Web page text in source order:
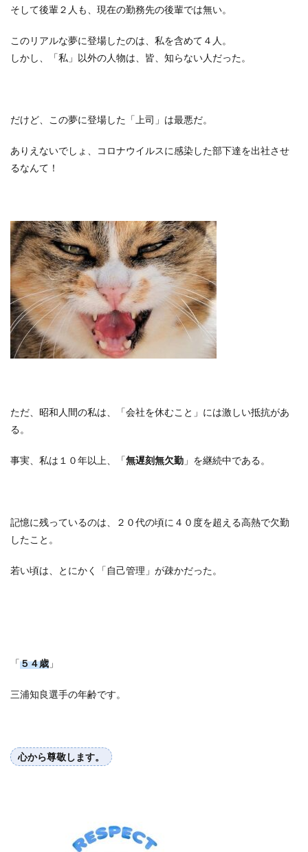
そして後輩２人も、現在の勤務先の後輩では無い。
このリアルな夢に登場したのは、私を含めて４人。
しかし、「私」以外の人物は、皆、知らない人だった。
だけど、この夢に登場した「上司」は最悪だ。
ありえないでしょ、コロナウイルスに感染した部下達を出社させ
るなんて！
ただ、昭和人間の私は、「会社を休むこと」には激しい抵抗があ
る。
事実、私は１０年以上、「無遅刻無欠勤 」を継続中である。
記憶に残っているのは、２０代の頃に４０度を超える高熱で欠勤
したこと。
若い頃は、とにかく「自己管理」が疎かだった。
「５４歳 」
三浦知良選手の年齢です。
心から尊敬します。